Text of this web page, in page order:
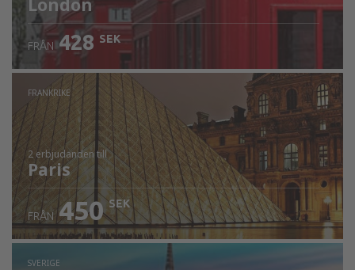
London
FRÅN 428 SEK
FRANKRIKE
2 erbjudanden till
Paris
FRÅN 450 SEK
SVERIGE